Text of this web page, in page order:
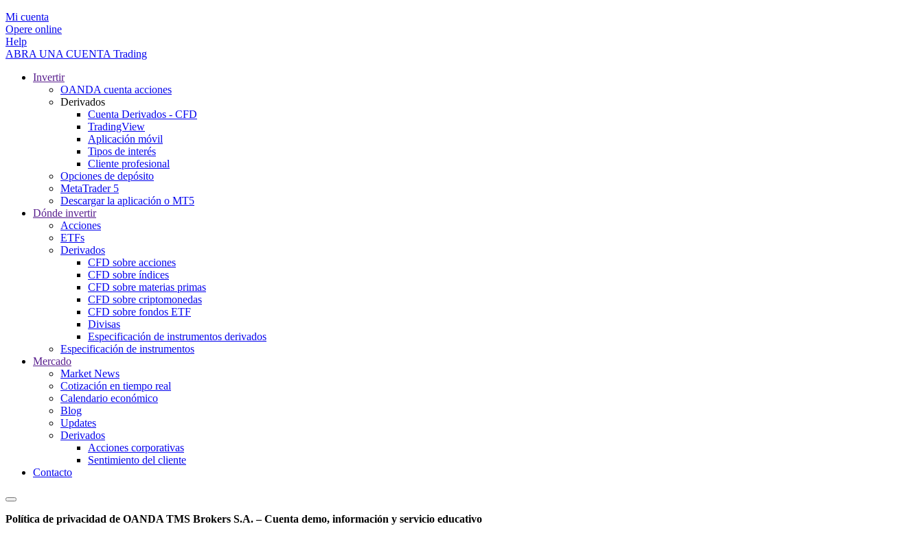
Mi cuenta
Opere online
Help
ABRA UNA CUENTA Trading
Invertir
OANDA cuenta acciones
Derivados
Cuenta Derivados - CFD
TradingView
Aplicación móvil
Tipos de interés
Cliente profesional
Opciones de depósito
MetaTrader 5
Descargar la aplicación o MT5
Dónde invertir
Acciones
ETFs
Derivados
CFD sobre acciones
CFD sobre índices
CFD sobre materias primas
CFD sobre criptomonedas
CFD sobre fondos ETF
Divisas
Especificación de instrumentos derivados
Especificación de instrumentos
Mercado
Market News
Cotización en tiempo real
Calendario económico
Blog
Updates
Derivados
Acciones corporativas
Sentimiento del cliente
Contacto
Política de privacidad de OANDA TMS Brokers S.A. – Cuenta demo, información y servicio educativo